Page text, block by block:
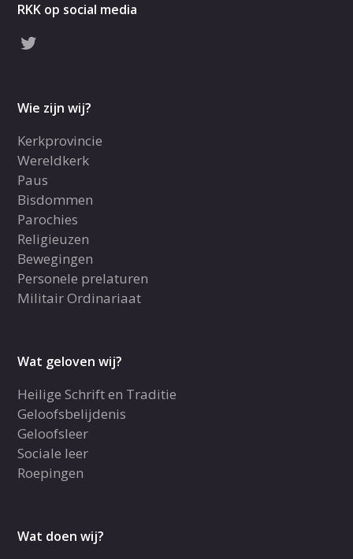
RKK op social media
Wie zijn wij?
Kerkprovincie
Wereldkerk
Paus
Bisdommen
Parochies
Religieuzen
Bewegingen
Personele prelaturen
Militair Ordinariaat
Wat geloven wij?
Heilige Schrift en Traditie
Geloofsbelijdenis
Geloofsleer
Sociale leer
Roepingen
Wat doen wij?